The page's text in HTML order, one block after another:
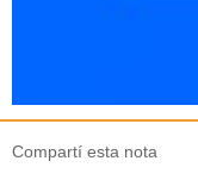
Compartí esta nota